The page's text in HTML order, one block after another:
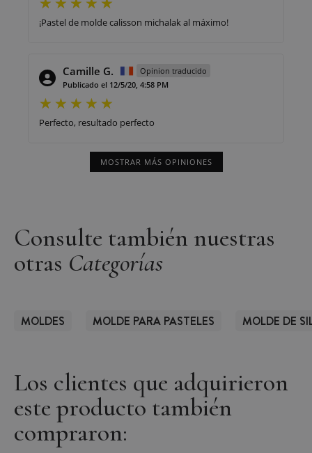
¡Pastel de molde calisson michalak al máximo!
Camille G.
Opinion traducido
Publicado el 12/5/20, 4:58 PM
Perfecto, resultado perfecto
MOSTRAR MÁS OPINIONES
Consulte también nuestras
otras Categorías
MOLDES MOLDE PARA PASTELES MOLDE DE
Los clientes que adquirieron
este producto también
compraron: